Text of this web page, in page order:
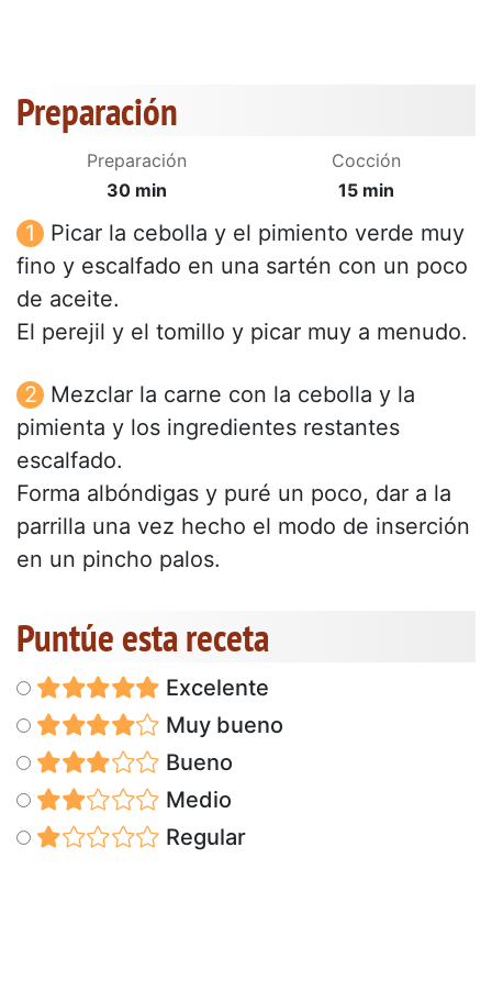
Preparación
Preparación
30 min
Cocción
15 min
Picar la cebolla y el pimiento verde muy
fino y escalfado en una sartén con un poco
de aceite.
El perejil y el tomillo y picar muy a menudo.
Mezclar la carne con la cebolla y la
pimienta y los ingredientes restantes
escalfado.
Forma albóndigas y puré un poco, dar a la
parrilla una vez hecho el modo de inserción
en un pincho palos.
Puntúe esta receta
Excelente
Muy bueno
Bueno
Medio
Regular